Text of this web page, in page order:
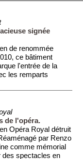
signée
de renommée
ce bâtiment
l'entrée de la
les remparts
de l'opéra.
Opéra Royal détruit
par Renzo
comme mémorial
des spectacles en